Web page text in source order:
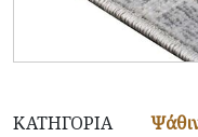
ΚΑΤΗΓΟΡΊΑ